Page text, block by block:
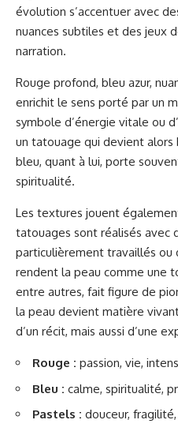
évolution s’accentuer avec
nuances subtiles et des jeux
narration.
Rouge profond, bleu azur,
enrichit le sens porté par un
symbole d’énergie vitale ou
un tatouage qui devient alors
bleu, quant à lui, porte
spiritualité.
Les textures jouent
tatouages sont réalisés avec
particulièrement travaillés ou
rendent la peau comme une
entre autres, fait figure de
la peau devient matière
d’un récit, mais aussi d’une
Rouge : passion, vie,
Bleu : calme, spiritualité,
Pastels : douceur,